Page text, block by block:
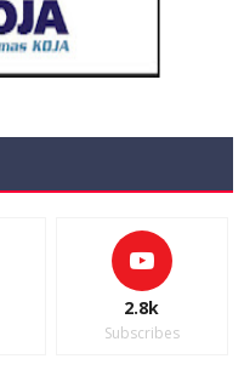
2.8k
Subscribes